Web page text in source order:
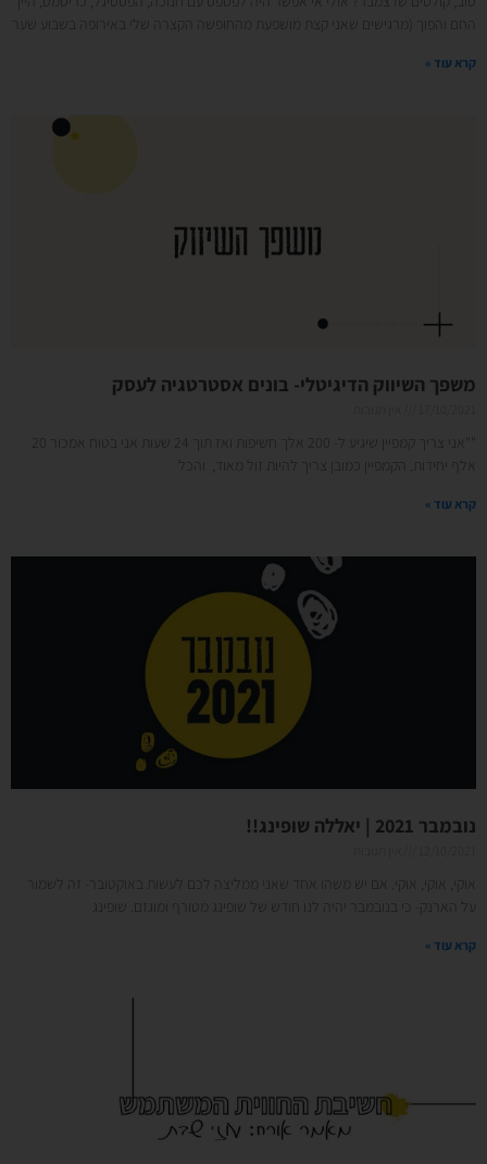
החם והפוך (מרגישים שאני קצת מושפעת מהחופשה הקצרה שלי באירופה בשבוע שער
קרא עוד »
משפך השיווק הדיגיטלי- בונים אסטרטגיה לעסק
""אני צריך קמפיין שיגיע ל- 200 אלך חשיפות ואז תוך 24 שעות אני בטוח אמכור 20
אלף יחידות. הקמפיין כמובן צריך להיות זול מאוד, והכל
קרא עוד »
נובמבר 2021 | יאללה שופינג!!
אוקי, אוקי, אוקי. אם יש משהו אחד שאני ממליצה לכם לעשות באוקטובר- זה לשמור
על הארנק- כי בנובמבר יהיה לנו חודש של שופינג מטורף ומוגזם. שופינג
קרא עוד »